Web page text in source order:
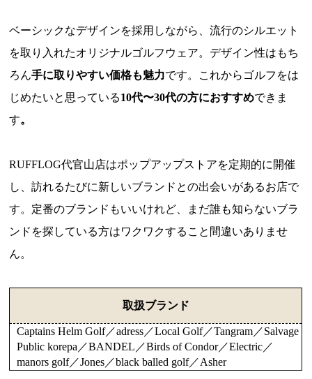
ベーシックなデザインを採用しながら、流行のシルエット
を取り入れたオリジナルゴルフウェア。デザイン性はもち
ろん手に取りやすい価格も魅力です。これからゴルフをは
じめたいと思っている10代〜30代の方におすすめできま
す。
RUFFLOG代官山店はポップアップストアを定期的に開催
し、訪れるたびに新しいブランドとの出会いがあるお店で
す。定番のブランドもいいけれど、まだ誰も知らないブラ
ンドを探している方はワクワクすること間違いありませ
ん。
取扱ブランド
Captains Helm Golf／adress／Local Golf／Tangram／Salvage
Public korepa／BANDEL／Birds of Condor／Electric／
manors golf／Jones／black balled golf／Asher